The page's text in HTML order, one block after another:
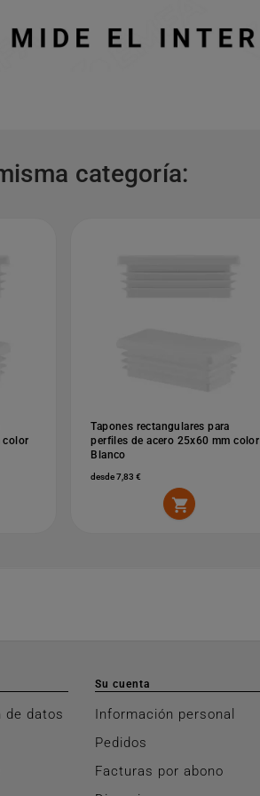
categoría:
color
Tapones rectangulares para
perfiles de acero 25x60 mm color
Blanco
desde 7,83 €

de datos
Su cuenta
Información personal
Pedidos
Facturas por abono